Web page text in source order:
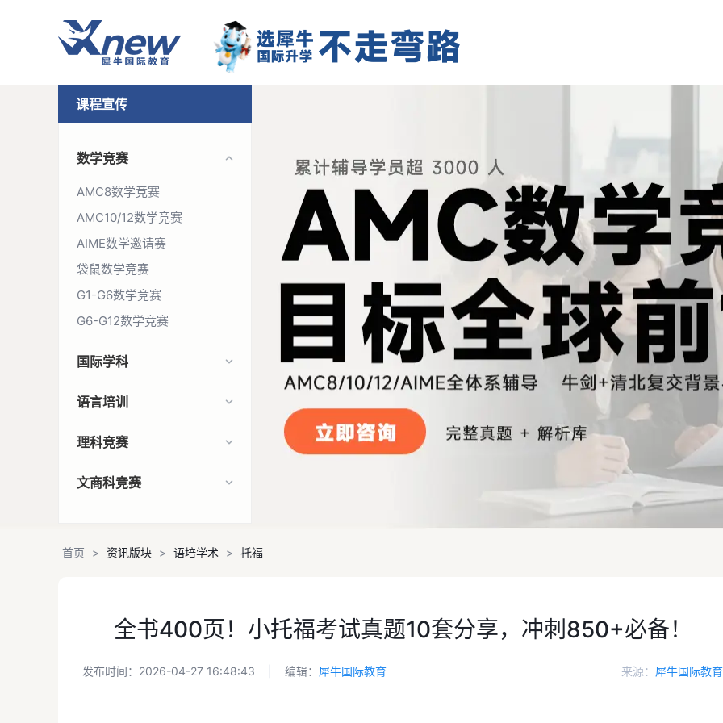
课程宣传
数学竞赛
AMC8数学竞赛
AMC10/12数学竞赛
AIME数学邀请赛
袋鼠数学竞赛
G1-G6数学竞赛
G6-G12数学竞赛
国际学科
语言培训
理科竞赛
文商科竞赛
首页 > 资讯版块 > 语培学术 > 托福
全书400页！小托福考试真题10套分享，冲刺850+必备！
发布时间：2026-04-27 16:48:43 编辑： 犀牛国际教育 来源： 犀牛国际教育